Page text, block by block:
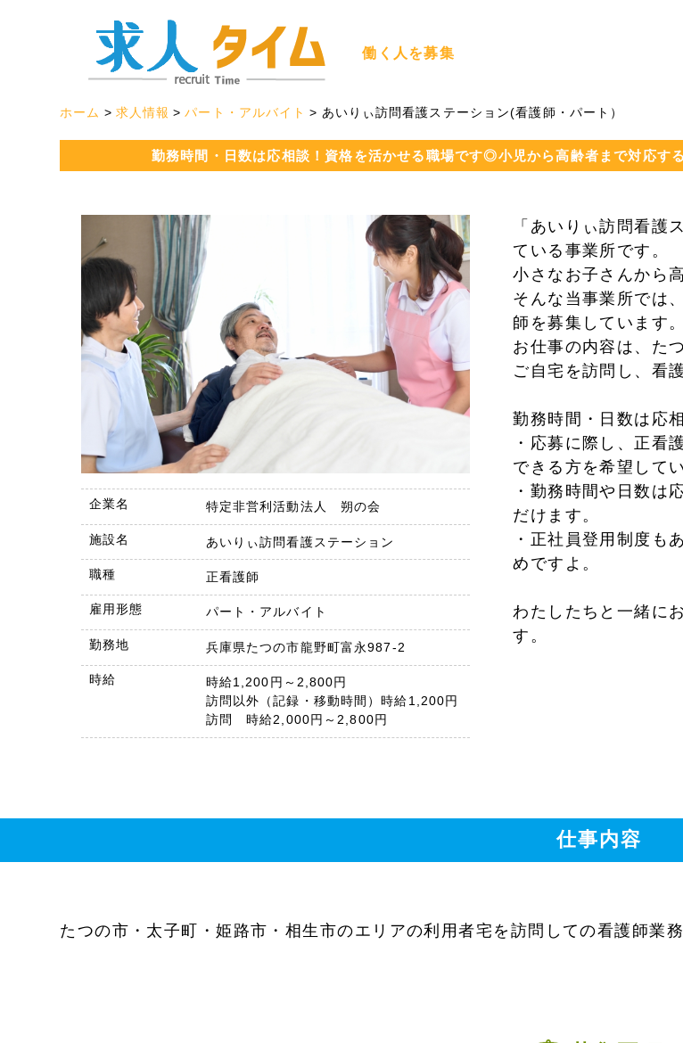
働く人を募集
ホーム 求人情報 パート・アルバイト あいりぃ訪問看護ステーション(看護師・パート）
勤務時間・日数は応相談！資格を活かせる職場です◎小児から高齢者まで対応す
企業名 特定非営利活動法人 朔の会
施設名 あいりぃ訪問看護ステーション
職種 正看護師
雇用形態 パート・アルバイト
勤務地 兵庫県たつの市龍野町富永987-2
時給
時給1,200円～2,800円
訪問以外（記録・移動時間）時給1,200円
訪問 時給2,000円～2,800円
「あいりぃ訪問看護
ている事業所です。
小さなお子さんから
そんな当事業所では
師を募集しています。
お仕事の内容は、た
ご自宅を訪問し、看
勤務時間・日数は応相
・応募に際し、正看
できる方を希望して
・勤務時間や日数は
だけます。
・正社員登用制度も
めですよ。
わたしたちと一緒に
す。
仕事内容
たつの市・太子町・姫路市・相生市のエリアの利用者宅を訪問しての看護師業務